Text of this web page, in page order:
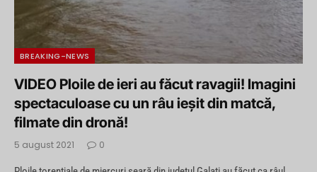
BREAKING-NEWS
VIDEO Ploile de ieri au făcut ravagii! Imagini
spectaculoase cu un râu ieşit din matcă,
filmate din dronă!
5 august 2021 0